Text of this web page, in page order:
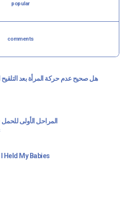
popular
comments
هل صحيح عدم حركة المرأة بعد
المراحل الأولى للحمل
Held My Babies